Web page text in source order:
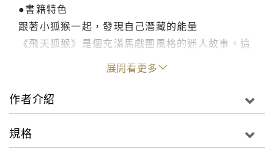
●書籍特色
跟著小狐猴一起，發現自己潛藏的能量
《飛天狐猴》是個充滿馬戲團風格的迷人故事。這
本用色豐富、大膽，充滿能量視覺的故事出自才華
洋溢的畫家潔拉．希克斯之手，巧妙的運用多種媒
材，創造出一個關於克服恐懼、尋找自我風格，適
合親子共讀的故事。
●延伸閱讀
展開看更多
作者介紹
規格